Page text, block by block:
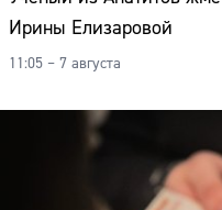
Ирины Елизаровой
11:05 – 7 августа